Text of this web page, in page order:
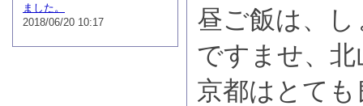
昼ご飯は、
ですませ、
京都はとて
ました。
2018/06/20 10:17